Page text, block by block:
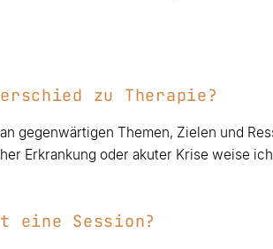
zu Therapie?
gegenwärtigen Themen, Zielen und
Erkrankung oder akuter Krise weise
eine Session?